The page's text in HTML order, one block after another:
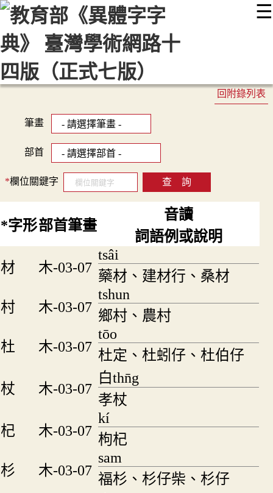
☰
::: 最新消息 常見問題 編輯說明
顯示模式
回附錄列表
筆畫
部首
*欄位關鍵字
*字形部首筆畫
音讀
詞語例或說明
材
木-03-07
tsâi
藥材、建材行、桑材
村
木-03-07
tshun
鄉村、農村
杜
木-03-07
tōo
杜定、杜蚓仔、杜伯仔
杖 木-03-07
白thn̄g
孝杖
杞
木-03-07
kí
枸杞
杉
木-03-07
sam
福杉、杉仔柴、杉仔